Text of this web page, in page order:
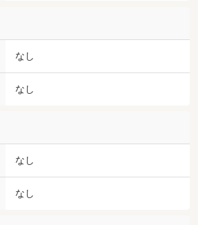
なし
なし
なし
なし